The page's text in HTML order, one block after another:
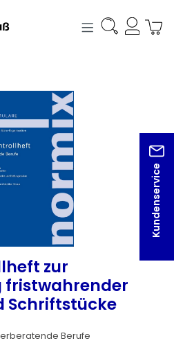
Kundenservice
zur
fristwahrender
Schriftstücke
Berufe